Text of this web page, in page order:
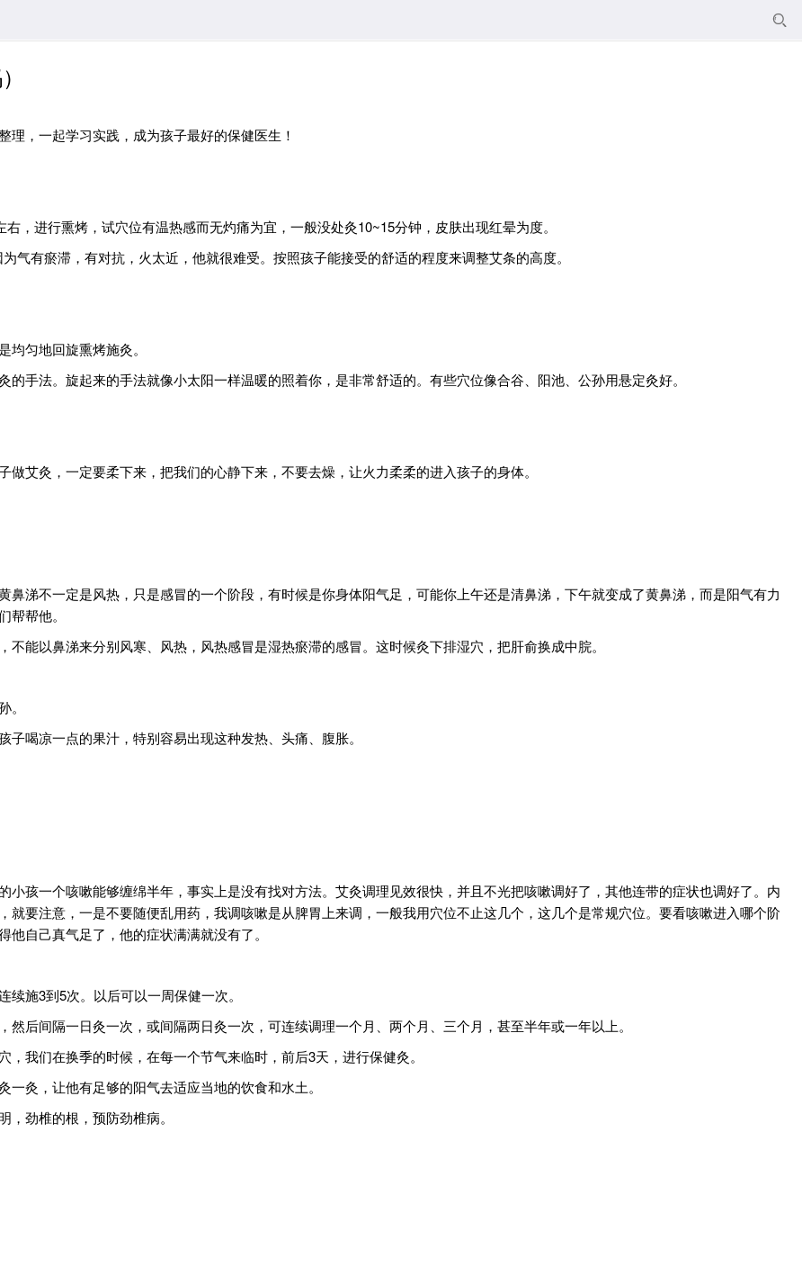

，一起学习实践，成为孩子最好的保健医生！
，进行熏烤，试穴位有温热感而无灼痛为宜，一般没处灸10~15分钟，皮肤出现红晕为度。
气有瘀滞，有对抗，火太近，他就很难受。按照孩子能接受的舒适的程度来调整艾条的高度。
匀地回旋熏烤施灸。
手法。旋起来的手法就像小太阳一样温暖的照着你，是非常舒适的。有些穴位像合谷、阳池、公孙用悬定灸好。
艾灸，一定要柔下来，把我们的心静下来，不要去燥，让火力柔柔的进入孩子的身体。
涕不一定是风热，只是感冒的一个阶段，有时候是你身体阳气足，可能你上午还是清鼻涕，下午就变成了黄鼻涕，而是阳气有力
帮他。
能以鼻涕来分别风寒、风热，风热感冒是湿热瘀滞的感冒。这时候灸下排湿穴，把肝俞换成中脘。
喝凉一点的果汁，特别容易出现这种发热、头痛、腹胀。
孩一个咳嗽能够缠绵半年，事实上是没有找对方法。艾灸调理见效很快，并且不光把咳嗽调好了，其他连带的症状也调好了。内
要注意，一是不要随便乱用药，我调咳嗽是从脾胃上来调，一般我用穴位不止这几个，这几个是常规穴位。要看咳嗽进入哪个阶
自己真气足了，他的症状满满就没有了。
施3到5次。以后可以一周保健一次。
后间隔一日灸一次，或间隔两日灸一次，可连续调理一个月、两个月、三个月，甚至半年或一年以上。
我们在换季的时候，在每一个节气来临时，前后3天，进行保健灸。
灸，让他有足够的阳气去适应当地的饮食和水土。
劲椎的根，预防劲椎病。